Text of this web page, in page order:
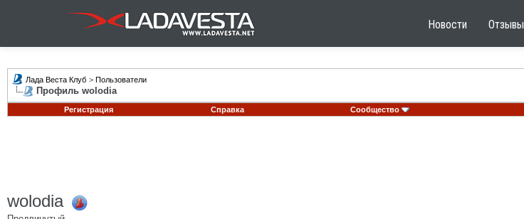
Новости Отзывы
Лада Веста Клуб > Пользователи
Профиль wolodia
Регистрация
Справка Сообщество
wolodia